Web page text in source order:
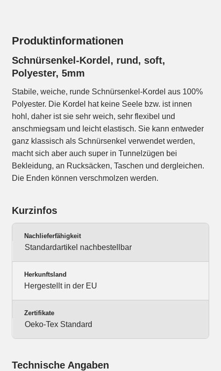
Produktinformationen
Schnürsenkel-Kordel, rund, soft,
Polyester, 5mm
Stabile, weiche, runde Schnürsenkel-Kordel aus 100%
Polyester. Die Kordel hat keine Seele bzw. ist innen
hohl, daher ist sie sehr weich, sehr flexibel und
anschmiegsam und leicht elastisch. Sie kann entweder
ganz klassisch als Schnürsenkel verwendet werden,
macht sich aber auch super in Tunnelzügen bei
Bekleidung, an Rucksäcken, Taschen und dergleichen.
Die Enden können verschmolzen werden.
Kurzinfos
Nachlieferfähigkeit
Standardartikel nachbestellbar
Herkunftsland
Hergestellt in der EU
Zertifikate
Oeko-Tex Standard
Technische Angaben